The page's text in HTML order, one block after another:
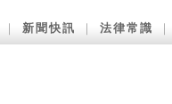
新聞快訊 法律常識